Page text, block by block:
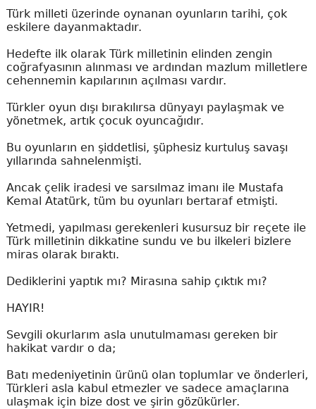
Türk milleti üzerinde oynanan oyunların tarihi, çok
eskilere dayanmaktadır.
Hedefte ilk olarak Türk milletinin elinden zengin
coğrafyasının alınması ve ardından mazlum milletlere
cehennemin kapılarının açılması vardır.
Türkler oyun dışı bırakılırsa dünyayı paylaşmak ve
yönetmek, artık çocuk oyuncağıdır.
Bu oyunların en şiddetlisi, şüphesiz kurtuluş savaşı
yıllarında sahnelenmişti.
Ancak çelik iradesi ve sarsılmaz imanı ile Mustafa
Kemal Atatürk, tüm bu oyunları bertaraf etmişti.
Yetmedi, yapılması gerekenleri kusursuz bir reçete ile
Türk milletinin dikkatine sundu ve bu ilkeleri bizlere
miras olarak bıraktı.
Dediklerini yaptık mı? Mirasına sahip çıktık mı?
HAYIR!
Sevgili okurlarım asla unutulmaması gereken bir
hakikat vardır o da;
Batı medeniyetinin ürünü olan toplumlar ve önderleri,
Türkleri asla kabul etmezler ve sadece amaçlarına
ulaşmak için bize dost ve şirin gözükürler.